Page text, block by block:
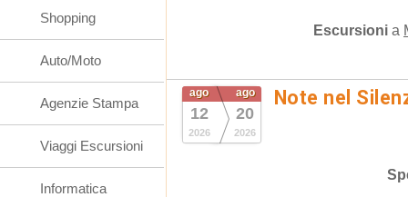
Escursioni a
ago
12
2026
ago
20
2026
Note nel
Shopping
Auto/Moto
Agenzie Stampa
Viaggi Escursioni
Informatica